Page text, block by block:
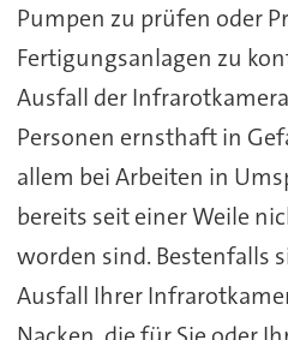
Pumpen zu prüfen oder
Fertigungsanlagen zu
Ausfall der
Personen ernsthaft in
allem bei Arbeiten in
bereits seit einer Weile
worden sind. Bestenfalls
Ausfall Ihrer